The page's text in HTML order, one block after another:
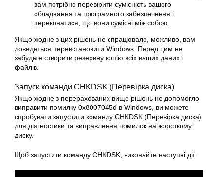
вам потрібно перевірити сумісність вашого
обладнання та програмного забезпечення і
переконатися, що вони сумісні між собою.
Якщо жодне з цих рішень не спрацювало, можливо, вам
доведеться перевстановити Windows. Перед цим не
забудьте створити резервну копію всіх ваших даних і
файлів.
Запуск команди CHKDSK (Перевірка диска)
Якщо жодне з перерахованих вище рішень не допомогло
виправити помилку 0x8007045d в Windows, ви можете
спробувати запустити команду CHKDSK (Перевірка диска)
для діагностики та виправлення помилок на жорсткому
диску.
Щоб запустити команду CHKDSK, виконайте наступні дії: